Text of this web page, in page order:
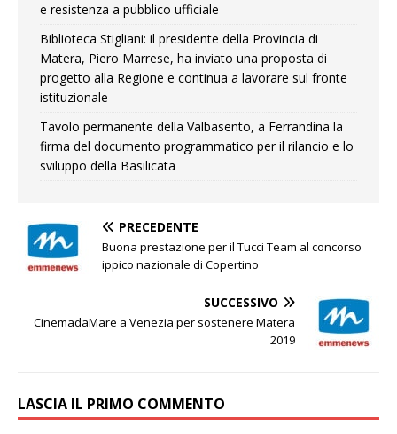
e resistenza a pubblico ufficiale
Biblioteca Stigliani: il presidente della Provincia di
Matera, Piero Marrese, ha inviato una proposta di
progetto alla Regione e continua a lavorare sul fronte
istituzionale
Tavolo permanente della Valbasento, a Ferrandina la
firma del documento programmatico per il rilancio e lo
sviluppo della Basilicata
PRECEDENTE
Buona prestazione per il Tucci Team al concorso
ippico nazionale di Copertino
SUCCESSIVO
CinemadaMare a Venezia per sostenere Matera
2019
LASCIA IL PRIMO COMMENTO